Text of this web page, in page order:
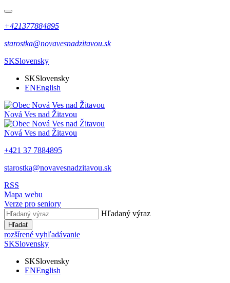
+421377884895
starostka@novavesnadzitavou.sk
SKSlovensky
SKSlovensky
ENEnglish
Nová Ves nad Žitavou
Nová Ves nad Žitavou
+421 37 7884895
starostka@novavesnadzitavou.sk
RSS
Mapa webu
Verze pro seniory
Hľadaný výraz
Hľadať
rozšírené vyhľadávanie
SKSlovensky
SKSlovensky
ENEnglish